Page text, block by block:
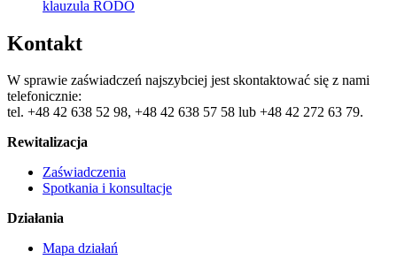
klauzula RODO
Kontakt
W sprawie zaświadczeń najszybciej jest skontaktować się z nami
telefonicznie:
tel. +48 42 638 52 98, +48 42 638 57 58 lub +48 42 272 63 79.
Rewitalizacja
Zaświadczenia
Spotkania i konsultacje
Działania
Mapa działań